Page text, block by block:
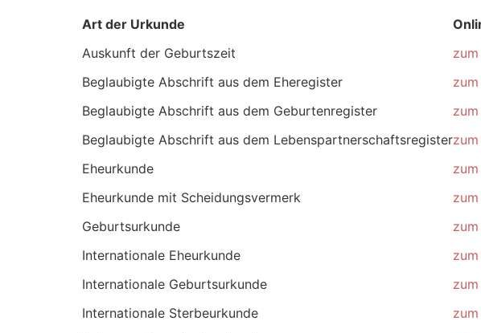
Art der Urkunde
Auskunft der Geburtszeit
Beglaubigte Abschrift aus dem Eheregister
Beglaubigte Abschrift aus dem Geburtenregister
Beglaubigte Abschrift aus dem Lebenspartnerschaftsregister
Eheurkunde
Eheurkunde mit Scheidungsvermerk
Geburtsurkunde
Internationale Eheurkunde
Internationale Geburtsurkunde
Internationale Sterbeurkunde